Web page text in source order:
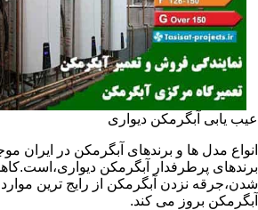
عیب یابی آبگرمکن دیواری
انواع مدل ها و برندهای آبگرمکن در ایران
برندهای پرطرفدار آبگرمکن
شدن،جرقه نزدن آبگرمکن از رایج ترین
آبگرمکن بروز می کند.